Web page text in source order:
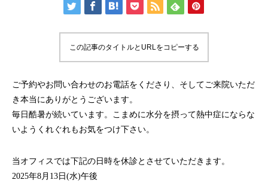
この記事のタイトルとURLをコピーする
ご予約やお問い合わせのお電話をくださり、そしてご来院いただ
き本当にありがとうございます。
毎日酷暑が続いています。こまめに水分を摂って熱中症にならな
いようくれぐれもお気をつけ下さい。
当オフィスでは下記の日時を休診とさせていただきます。
2025年8月13日(水)午後